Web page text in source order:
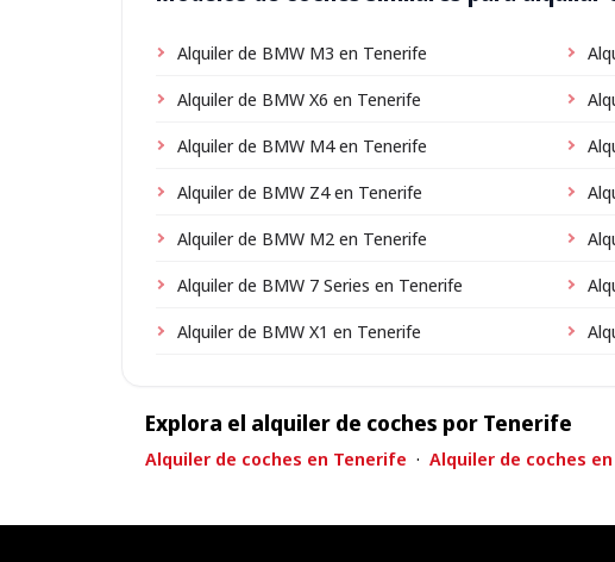
Alquiler de BMW M3 en Tenerife
Alquiler de BMW X6 en Tenerife
Alquiler de BMW M4 en Tenerife
Alquiler de BMW Z4 en Tenerife
Alquiler de BMW M2 en Tenerife
Alquiler de BMW 7 Series en Tenerife
Alquiler de BMW X1 en Tenerife
Explora el alquiler de coches por Tenerife
Alquiler de coches en Tenerife · Alquiler de coches